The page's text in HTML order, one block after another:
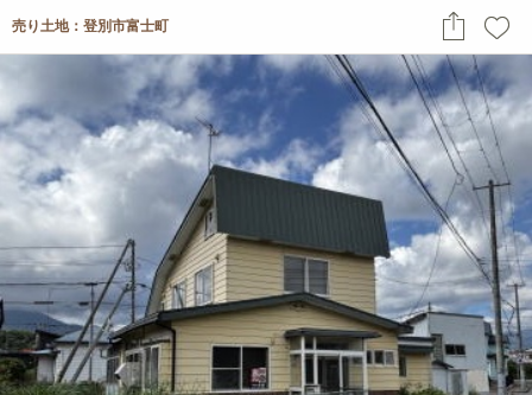
売り土地：登別市富士町